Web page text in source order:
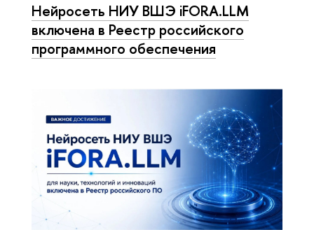
Нейросеть НИУ ВШЭ iFORA.LLM
включена в Реестр российского
программного обеспечения